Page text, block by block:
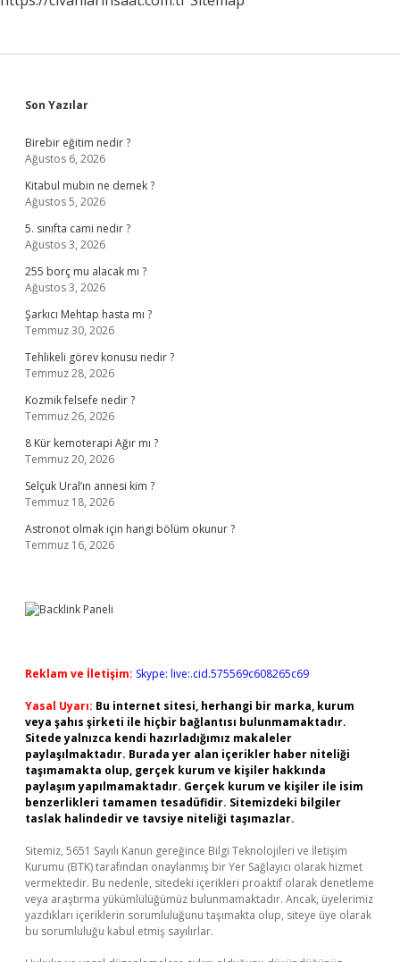
Sidebar
Son Yazılar
Birebir eğitim nedir ?
Ağustos 6, 2026
Kitabul mubin ne demek ?
Ağustos 5, 2026
5. sınıfta cami nedir ?
Ağustos 3, 2026
255 borç mu alacak mı ?
Ağustos 3, 2026
Şarkıcı Mehtap hasta mı ?
Temmuz 30, 2026
Tehlikeli görev konusu nedir ?
Temmuz 28, 2026
Kozmik felsefe nedir ?
Temmuz 26, 2026
8 Kür kemoterapi Ağır mı ?
Temmuz 20, 2026
Selçuk Ural’ın annesi kim ?
Temmuz 18, 2026
Astronot olmak için hangi bölüm okunur ?
Temmuz 16, 2026
Reklam ve İletişim: Skype: live:.cid.575569c608265c69
Yasal Uyarı: Bu internet sitesi, herhangi bir marka, kurum
veya şahıs şirketi ile hiçbir bağlantısı bulunmamaktadır.
Sitede yalnızca kendi hazırladığımız makaleler
paylaşılmaktadır. Burada yer alan içerikler haber niteliği
taşımamakta olup, gerçek kurum ve kişiler hakkında
paylaşım yapılmamaktadır. Gerçek kurum ve kişiler ile isim
benzerlikleri tamamen tesadüfidir. Sitemizdeki bilgiler
taslak halindedir ve tavsiye niteliği taşımazlar.
Sitemiz, 5651 Sayılı Kanun gereğince Bilgi Teknolojileri ve İletişim
Kurumu (BTK) tarafından onaylanmış bir Yer Sağlayıcı olarak hizmet
vermektedir. Bu nedenle, sitedeki içerikleri proaktif olarak denetleme
veya araştırma yükümlülüğümüz bulunmamaktadır. Ancak, üyelerimiz
yazdıkları içeriklerin sorumluluğunu taşımakta olup, siteye üye olarak
bu sorumluluğu kabul etmiş sayılırlar.